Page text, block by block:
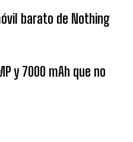
barato de Nothing
y 7000 mAh que no